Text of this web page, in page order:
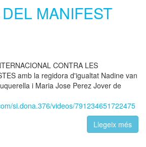
MANIFEST
CONTRA LES
amb la regidora d'igualtat Nadine van
i Maria Jose Perez Jover de
si.dona.376/videos/791234651722475
Llegeix més